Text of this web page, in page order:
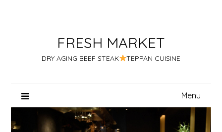
FRESH MARKET
DRY AGING BEEF STEAK TEPPAN CUISINE
Menu